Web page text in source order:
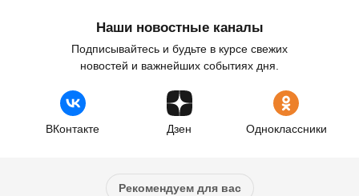
Наши новостные каналы
Подписывайтесь и будьте в курсе свежих
новостей и важнейших событиях дня.
ВКонтакте Дзен Одноклассники
Рекомендуем для вас